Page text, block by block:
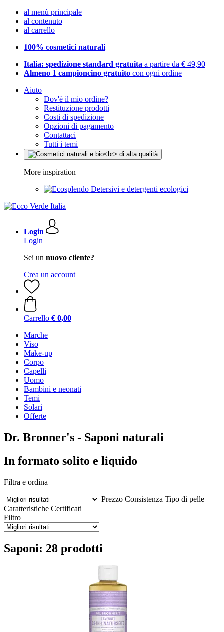
al menù principale
al contenuto
al carrello
100% cosmetici naturali
Italia: spedizione standard gratuita a partire da € 49,90
Almeno 1 campioncino gratuito con ogni ordine
Aiuto
Dov'è il mio ordine?
Restituzione prodotti
Costi di spedizione
Opzioni di pagamento
Contattaci
Tutti i temi
More inspiration
Detersivi e detergenti ecologici
Login
Login
Sei un nuovo cliente?
Crea un account
Carrello € 0,00
Marche
Viso
Make-up
Corpo
Capelli
Uomo
Bambini e neonati
Temi
Solari
Offerte
Dr. Bronner's - Saponi naturali
In formato solito e liquido
Filtra e ordina
Prezzo Consistenza Tipo di pelle
Caratteristiche Certificati
Filtro
Saponi: 28 prodotti